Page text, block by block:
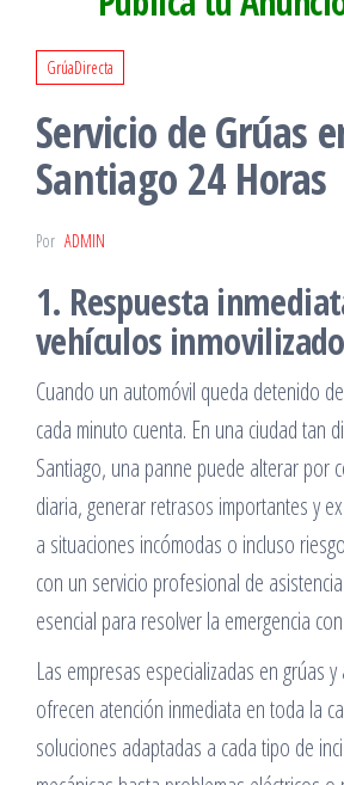
GrúaDirecta
Servicio de Grúas
Santiago 24 Horas
Por ADMIN
1. Respuesta
vehículos
Cuando un automóvil queda detenido
cada minuto cuenta. En una ciudad tan
Santiago, una panne puede alterar por
diaria, generar retrasos importantes y
a situaciones incómodas o incluso
con un servicio profesional de
esencial para resolver la emergencia
Las empresas especializadas en grúas
ofrecen atención inmediata en toda la
soluciones adaptadas a cada tipo de